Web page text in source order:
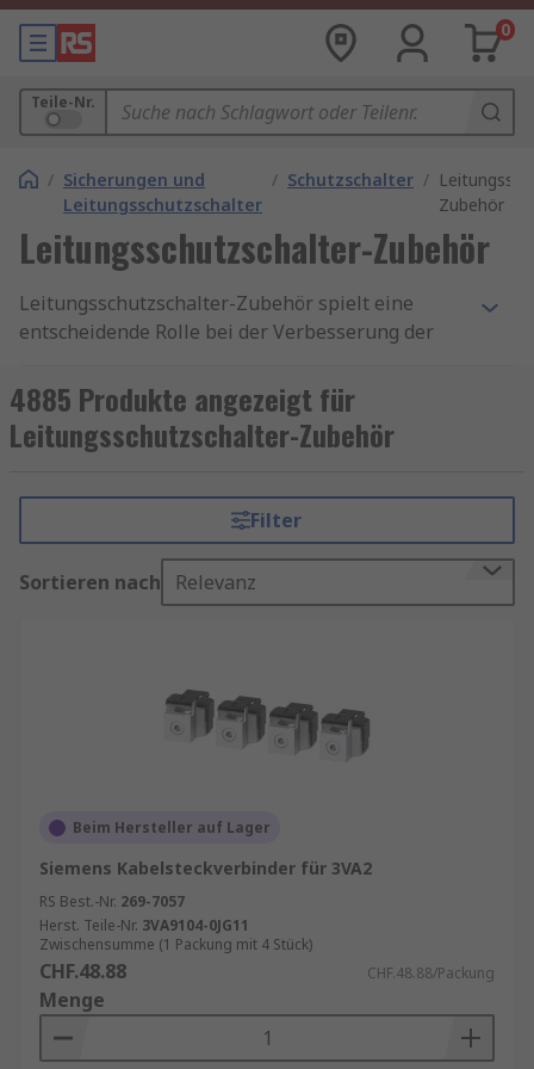
0
Teile-Nr.
/ Sicherungen und
Leitungsschutzschalter
/ Schutzschalter /
Zubehör
Leitungsschutzschalter-Zubehör
Leitungsschutzschalter-Zubehör spielt eine
entscheidende Rolle bei der Verbesserung der
Systemen. Leitungsschutzschalter-Zubehör ist
darauf ausgelegt, mit unserem Sortiment an
Leitungsschutzschalternzu arbeiten und diese
die Sicherheit und Leistung des
Leitungsschutzschalters zu erhöhen sowie um
Kundenbedürfnisse wie Steuerung,
Signalisierung, Schaltung oder Verbindung zu
Beliebte Arten von
Leitungsschutzschalter-Zubehör
Hilfsschalter : Diese werden verwendet,
um zusätzliche Signal- und
können seitlich oder vorne am
Leitungsschutzschalter montiert werden
und sind wichtig für die Überwachung des
Schalterstatus.
Fern-Auslöser
: Diese Geräte ermöglichen
4885 Produkte angezeigt für
Leitungsschutzschalter-Zubehör
Filter
Sortieren nach Relevanz
Beim Hersteller auf Lager
Siemens Kabelsteckverbinder für 3VA2
RS Best.-Nr. 269-7057
Herst. Teile-Nr. 3VA9104-0JG11
Zwischensumme (1 Packung mit 4 Stück)
CHF.48.88 CHF.48.88/Packung
Menge